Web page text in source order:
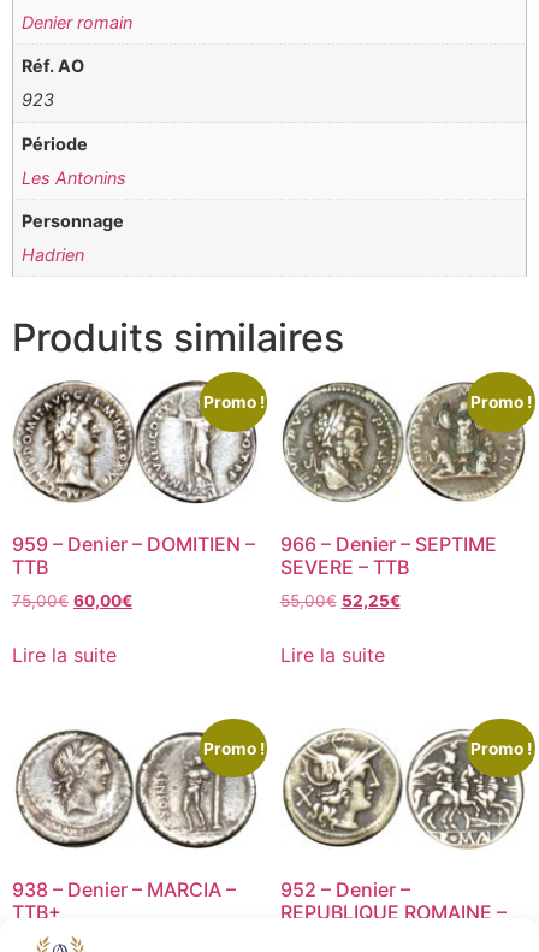
Denier romain
Réf. AO
923
Période
Les Antonins
Personnage
Hadrien
Produits similaires
Promo !
959 – Denier – DOMITIEN –
TTB
75,00€ 60,00€
Lire la suite
Promo !
966 – Denier – SEPTIME
SEVERE – TTB
55,00€ 52,25€
Lire la suite
Promo !
938 – Denier – MARCIA –
TTB+
195,00€ 156,00
Promo !
952 – Denier –
REPUBLIQUE ROMAINE –